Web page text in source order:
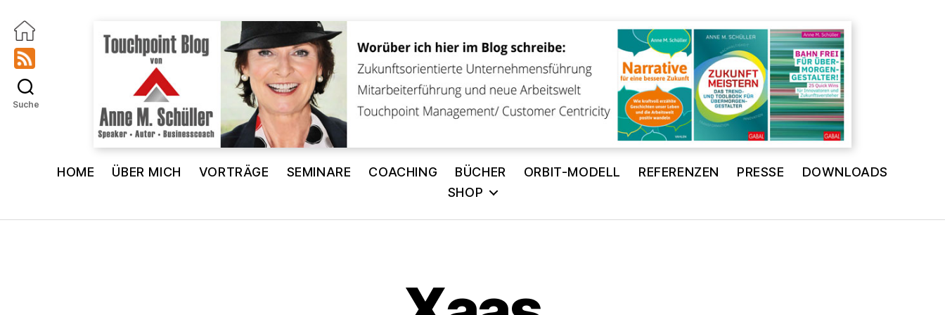
Touchpoint
Blog
HOME ÜBER MICH VORTRÄGE SEMINARE COACHING BÜCHER ORBIT-MODELL REFERENZEN PRESSE
DOWNLOADS
SHOP
Suche
A